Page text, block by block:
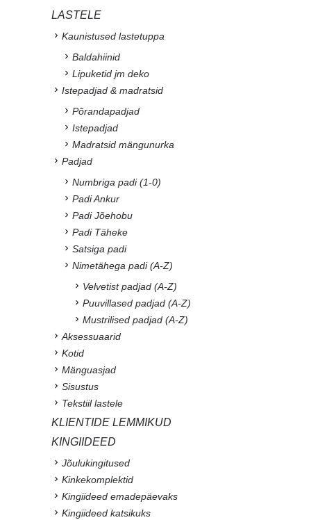
LASTELE
Kaunistused lastetuppa
Baldahiinid
Lipuketid jm deko
Istepadjad & madratsid
Põrandapadjad
Istepadjad
Madratsid mängunurka
Padjad
Numbriga padi (1-0)
Padi Ankur
Padi Jõehobu
Padi Täheke
Satsiga padi
Nimetähega padi (A-Z)
Velvetist padjad (A-Z)
Puuvillased padjad (A-Z)
Mustrilised padjad (A-Z)
Aksessuaarid
Kotid
Mänguasjad
Sisustus
Tekstiil lastele
KLIENTIDE LEMMIKUD
KINGIIDEED
Jõulukingitused
Kinkekomplektid
Kingiideed emadepäevaks
Kingiideed katsikuks